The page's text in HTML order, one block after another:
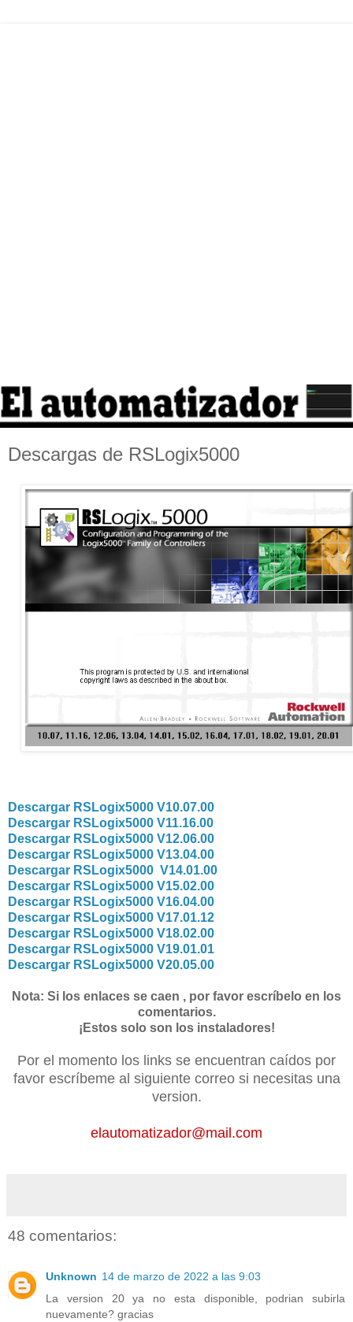
Descargas de RSLogix5000
Descargar RSLogix5000 V10.07.00
Descargar RSLogix5000 V11.16.00
Descargar RSLogix5000 V12.06.00
Descargar RSLogix5000 V13.04.00
Descargar RSLogix5000 V14.01.00
Descargar RSLogix5000 V15.02.00
Descargar RSLogix5000 V16.04.00
Descargar RSLogix5000 V17.01.12
Descargar RSLogix5000 V18.02.00
Descargar RSLogix5000 V19.01.01
Descargar RSLogix5000 V20.05.00
Nota: Si los enlaces se caen , por favor escríbelo en los
comentarios.
¡Estos solo son los instaladores!
Por el momento los links se encuentran caídos por
favor escríbeme al siguiente correo si necesitas una
version.
elautomatizador@mail.com
48 comentarios:
Unknown 14 de marzo de 2022 a las 9:03
La version 20 ya no esta disponible, podrian subirla
nuevamente? gracias